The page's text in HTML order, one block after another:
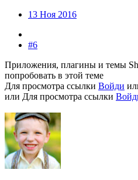
13 Ноя 2016
#6
Приложения, плагины и темы
попробовать в этой теме
Для просмотра ссылки Войди
или Для просмотра ссылки